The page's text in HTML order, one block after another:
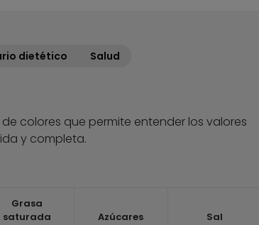
dietético Salud
colores que permite entender los valores
y completa.
Grasa
saturada
Azúcares Sal